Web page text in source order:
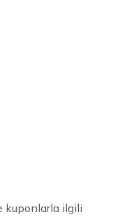
kuponlarla ilgili